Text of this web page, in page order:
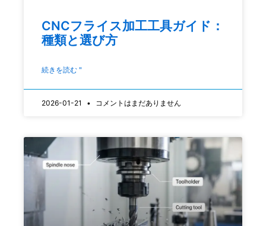
CNCフライス加工工具ガイド：
種類と選び方
続きを読む "
2026-01-21 コメントはまだありません